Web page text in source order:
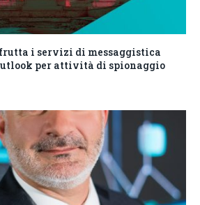
i servizi di messaggistica
per attività di spionaggio